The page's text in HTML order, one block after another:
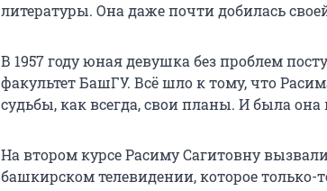
литературы. Она даже почти добилась
В 1957 году юная девушка без проблем
факультет БашГУ. Всё шло к тому, что
судьбы, как всегда, свои планы. И была она
На втором курсе Расиму Сагитовну
башкирском телевидении, которое только-